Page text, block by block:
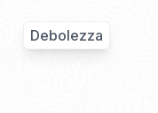
Debolezza